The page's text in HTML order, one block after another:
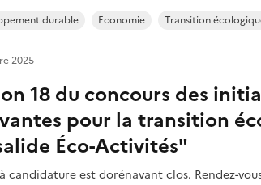
18 du concours des
pour la transition
Éco-Activités"
candidature est dorénavant clos. Rendez-
durable Economie Transition
2025